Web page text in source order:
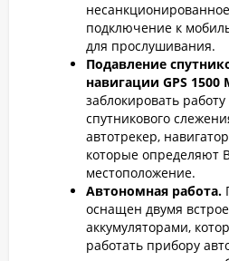
подключение к
для прослушивания.
Подавление
навигации GPS 1500
заблокировать
спутникового
автотрекер,
которые определяют
местоположение.
Автономная работа.
оснащен двумя
аккумуляторами,
работать прибору